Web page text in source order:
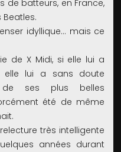
de batteurs, en France,
idyllique… mais ce
de X Midi, si elle lui a
elle lui a sans doute
de ses plus belles
été de même
très intelligente
années durant